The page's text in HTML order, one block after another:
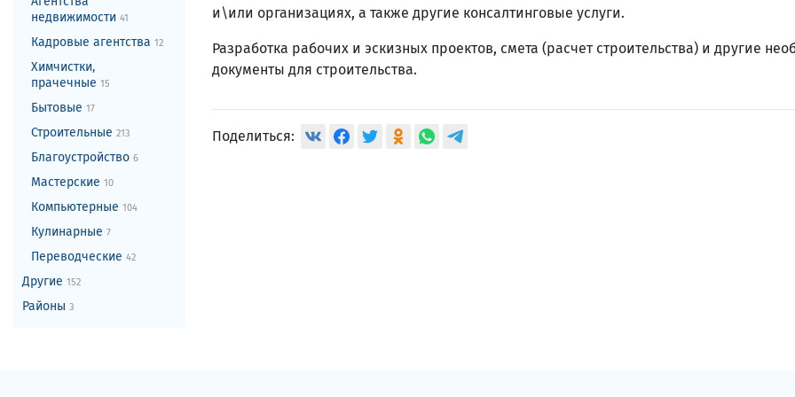
недвижимости 41
Кадровые агентства 12
Химчистки,
прачечные 15
Бытовые 17
Строительные 213
Благоустройство 6
Мастерские 10
Компьютерные 104
Кулинарные 7
Переводческие 42
Другие 152
Районы 3
и\или организациях, а также другие консалтинговые услуги.
Разработка рабочих и эскизных проектов, смета (расчет строительства) и другие
документы для строительства.
Поделиться: